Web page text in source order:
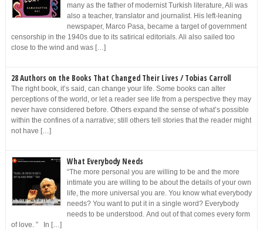
many as the father of modernist Turkish literature, Ali was
also a teacher, translator and journalist. His left-leaning
newspaper, Marco Pasa, became a target of government
censorship in the 1940s due to its satirical editorials. Ali also sailed too
close to the wind and was […]
28 Authors on the Books That Changed Their Lives / Tobias Carroll
The right book, it’s said, can change your life. Some books can alter
perceptions of the world, or let a reader see life from a perspective they may
never have considered before. Others expand the sense of what’s possible
within the confines of a narrative; still others tell stories that the reader might
not have […]
What Everybody Needs
“The more personal you are willing to be and the more
intimate you are willing to be about the details of your own
life, the more universal you are. You know what everybody
needs? You want to put it in a single word? Everybody
needs to be understood. And out of that comes every form
of love. ” In […]